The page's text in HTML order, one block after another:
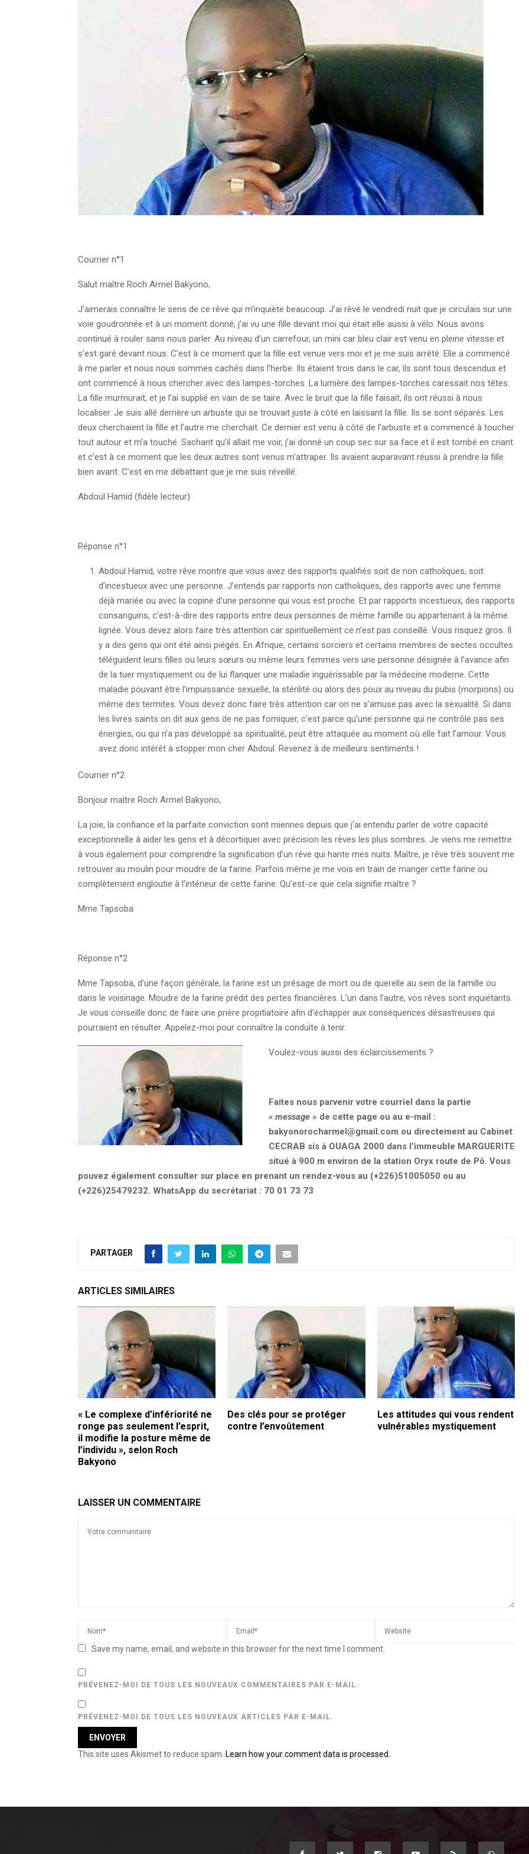
Courrier n°1
Salut maître Roch Armel Bakyono,
J’aimerais connaître le sens de ce rêve qui m’inquiète beaucoup. J’ai rêvé le vendredi nuit que je circulais sur une
voie goudronnée et à un moment donné, j’ai vu une fille devant moi qui était elle aussi à vélo. Nous avons
continué à rouler sans nous parler. Au niveau d’un carrefour, un mini car bleu clair est venu en pleine vitesse et
s’est garé devant nous. C’est à ce moment que la fille est venue vers moi et je me suis arrêté. Elle a commencé
à me parler et nous nous sommes cachés dans l’herbe. Ils étaient trois dans le car, ils sont tous descendus et
ont commencé à nous chercher avec des lampes-torches. La lumière des lampes-torches caressait nos têtes.
La fille murmurait, et je l’ai supplié en vain de se taire. Avec le bruit que la fille faisait, ils ont réussi à nous
localiser. Je suis allé derrière un arbuste qui se trouvait juste à côté en laissant la fille. Ils se sont séparés. Les
deux cherchaient la fille et l’autre me cherchait. Ce dernier est venu à côté de l’arbuste et a commencé à toucher
tout autour et m’a touché. Sachant qu’il allait me voir, j’ai donné un coup sec sur sa face et il est tombé en criant
et c’est à ce moment que les deux autres sont venus m’attraper. Ils avaient auparavant réussi à prendre la fille
bien avant. C’est en me débattant que je me suis réveillé.
Abdoul Hamid (fidèle lecteur)
Réponse n°1
Abdoul Hamid, votre rêve montre que vous avez des rapports qualifiés soit de non catholiques, soit
d’incestueux avec une personne. J’entends par rapports non catholiques, des rapports avec une femme
déjà mariée ou avec la copine d’une personne qui vous est proche. Et par rapports incestueux, des rapports
consanguins, c’est-à-dire des rapports entre deux personnes de même famille ou appartenant à la même
lignée. Vous devez alors faire très attention car spirituellement ce n’est pas conseillé. Vous risquez gros. Il
y a des gens qui ont été ainsi piégés. En Afrique, certains sorciers et certains membres de sectes occultes
téléguident leurs filles ou leurs sœurs ou même leurs femmes vers une personne désignée à l’avance afin
de la tuer mystiquement ou de lui flanquer une maladie inguérissable par la médecine moderne. Cette
maladie pouvant être l’impuissance sexuelle, la stérilité ou alors des poux au niveau du pubis (morpions) ou
même des termites. Vous devez donc faire très attention car on ne s’amuse pas avec la sexualité. Si dans
les livres saints on dit aux gens de ne pas forniquer, c’est parce qu’une personne qui ne contrôle pas ses
énergies, ou qui n’a pas développé sa spiritualité, peut être attaquée au moment où elle fait l’amour. Vous
avez donc intérêt à stopper mon cher Abdoul. Revenez à de meilleurs sentiments !
Courrier n°2
Bonjour maître Roch Armel Bakyono,
La joie, la confiance et la parfaite conviction sont miennes depuis que j’ai entendu parler de votre capacité
exceptionnelle à aider les gens et à décortiquer avec précision les rêves les plus sombres. Je viens me remettre
à vous également pour comprendre la signification d’un rêve qui hante mes nuits. Maître, je rêve très souvent me
retrouver au moulin pour moudre de la farine. Parfois même je me vois en train de manger cette farine ou
complètement engloutie à l’intérieur de cette farine. Qu’est-ce que cela signifie maître ?
Mme Tapsoba
Réponse n°2
Mme Tapsoba, d’une façon générale, la farine est un présage de mort ou de querelle au sein de la famille ou
dans le voisinage. Moudre de la farine prédit des pertes financières. L’un dans l’autre, vos rêves sont inquiétants.
Je vous conseille donc de faire une prière propitiatoire afin d’échapper aux conséquences désastreuses qui
pourraient en résulter. Appelez-moi pour connaître la conduite à tenir.
Voulez-vous aussi des éclaircissements ?
Faites nous parvenir votre courriel dans la partie
« message» de cette page ou au e-mail :
bakyonorocharmel@gmail.com ou directement au Cabinet
CECRAB sis à OUAGA 2000 dans l’immeuble MARGUERITE
situé à 900 m environ de la station Oryx route de Pô. Vous
pouvez également consulter sur place en prenant un rendez-vous au (+226)51005050 ou au
(+226)25479232. WhatsApp du secrétariat : 70 01 73 73
PARTAGER
ARTICLES SIMILAIRES
« Le complexe d’infériorité ne
ronge pas seulement l’esprit,
il modifie la posture même de
l’individu », selon Roch
Bakyono
Des clés pour se protéger
contre l’envoûtement
Les attitudes qui vous rendent
vulnérables mystiquement
LAISSER UN COMMENTAIRE
Save my name, email, and website in this browser for the next time I comment.
PRÉVENEZ-MOI DE TOUS LES NOUVEAUX COMMENTAIRES PAR E-MAIL.
PRÉVENEZ-MOI DE TOUS LES NOUVEAUX ARTICLES PAR E-MAIL.
This site uses Akismet to reduce spam. Learn how your comment data is processed.